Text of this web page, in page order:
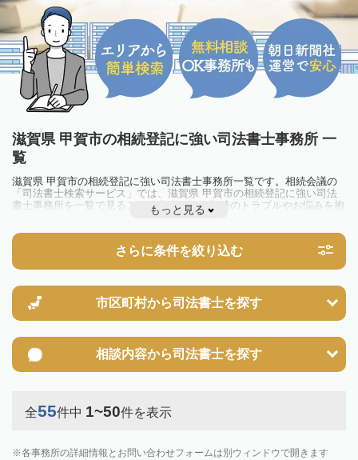
滋賀県 甲賀市の相続登記に強い司法書士事務所 一
覧
滋賀県 甲賀市の相続登記に強い司法書士事務所一覧です。相続会議の
「司法書士検索サービス」では、滋賀県 甲賀市の相続登記に強い司法
書士事務所を一覧で見ることが出来ます。相続のトラブルやお悩みを抱
えている方は一度近隣の司法書士に相談してみましょう。
不動産を相続した場合、相続を知った日から3年以内に登記しないと、
10万円以下の過料が科せられるため、速やかな手続きが必要です。義務
化前の相続も対象となるため注意しましょう。
す。その他の相続手続きも任せることが可能です。
また、義務化に伴い、相続人申告登記制度が創設されました。遺産分割
の話し合いがまとまらず登記できない場合は、この制度の活用を検討し
もっと見る
さらに条件を絞り込む
市区町村から司法書士を探す
相談内容から司法書士を探す
全55件中 1~50件を表示
各事務所の詳細情報とお問い合わせフォームは別ウィンドウで開きます